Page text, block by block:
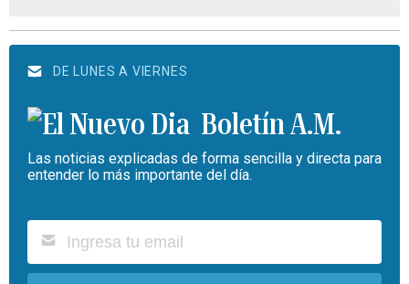
DE LUNES A VIERNES
Boletín A.M.
Las noticias explicadas de forma sencilla y directa para
entender lo más importante del día.